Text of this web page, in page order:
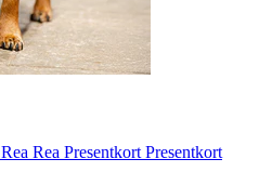
Rea Rea Presentkort Presentkort